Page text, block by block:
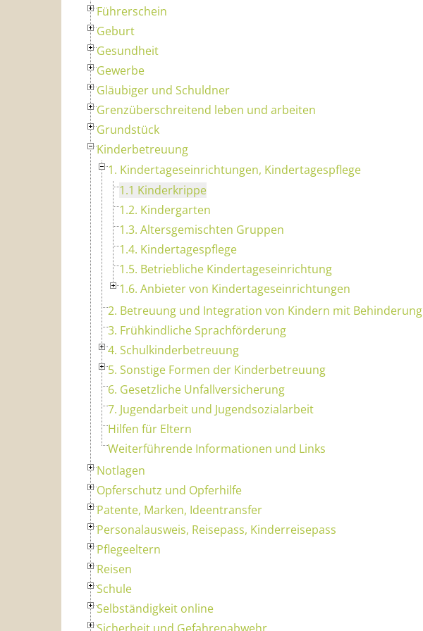
Führerschein
Geburt
Gesundheit
Gewerbe
Gläubiger und Schuldner
Grenzüberschreitend leben und arbeiten
Grundstück
Kinderbetreuung
1. Kindertageseinrichtungen, Kindertagespflege
1.1 Kinderkrippe
1.2. Kindergarten
1.3. Altersgemischten Gruppen
1.4. Kindertagespflege
1.5. Betriebliche Kindertageseinrichtung
1.6. Anbieter von Kindertageseinrichtungen
2. Betreuung und Integration von Kindern mit Behinderung
3. Frühkindliche Sprachförderung
4. Schulkinderbetreuung
5. Sonstige Formen der Kinderbetreuung
6. Gesetzliche Unfallversicherung
7. Jugendarbeit und Jugendsozialarbeit
Hilfen für Eltern
Weiterführende Informationen und Links
Notlagen
Opferschutz und Opferhilfe
Patente, Marken, Ideentransfer
Personalausweis, Reisepass, Kinderreisepass
Pflegeeltern
Reisen
Schule
Selbständigkeit online